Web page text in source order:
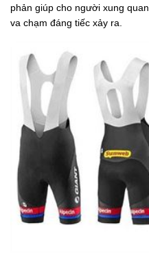
phản giúp cho người xung
va chạm đáng tiếc xảy ra.